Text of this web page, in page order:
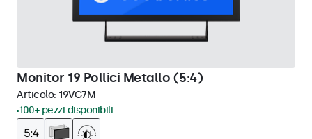
Monitor 19 Pollici Metallo (5:4)
Articolo: 19VG7M
100+ pezzi disponibili